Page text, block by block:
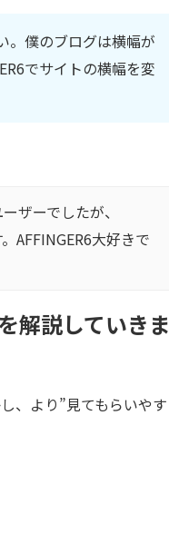
。僕のブログは横幅が
でサイトの横幅を変
ザーでしたが、
AFFINGER6大好きで
解説していきま
、より”見てもらいやす